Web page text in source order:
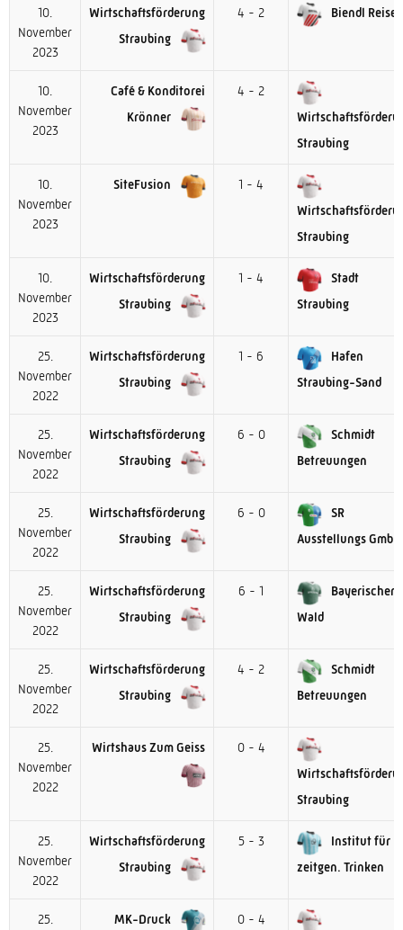
10.
November
2023
Wirtschaftsförderung
Straubing
4 - 2 Biendl Reisen
10.
November
2023
Café & Konditorei
Krönner
4 - 2
Straubing
10.
November
2023
SiteFusion
1 - 4
Straubing
10.
November
2023
Wirtschaftsförderung
Straubing
1 - 4
Stadt
Straubing
25.
November
2022
Wirtschaftsförderung
Straubing
1 - 6
Hafen
Straubing-Sand
25.
November
2022
Wirtschaftsförderung
Straubing
6 - 0
Schmidt
Betreuungen
25.
November
2022
Wirtschaftsförderung
Straubing
6 - 0
SR
Ausstellungs GmbH
25.
November
2022
Wirtschaftsförderung
Straubing
6 - 1
Bayerischer
Wald
25.
November
2022
Wirtschaftsförderung
Straubing
4 - 2
Schmidt
Betreuungen
25.
November
2022
Wirtshaus Zum Geiss
0 - 4
Straubing
25.
November
2022
Wirtschaftsförderung
Straubing
5 - 3
Institut für
zeitgen. Trinken
25.
MK-Druck
0 - 4